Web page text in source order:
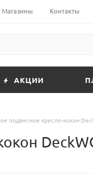
Магазины Контакты
АКЦИИ
подвесное кресло-кокон